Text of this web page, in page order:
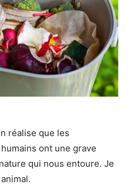
réalise que les
ont une grave
qui nous entoure. Je